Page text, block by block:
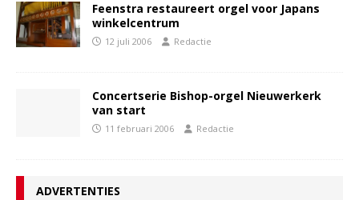
Feenstra restaureert orgel voor Japans
winkelcentrum
12 juli 2006 Redactie
Concertserie Bishop-orgel Nieuwerkerk
van start
11 februari 2006 Redactie
ADVERTENTIES